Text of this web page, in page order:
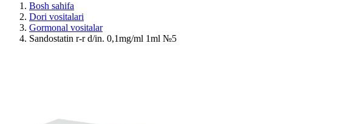
Bosh sahifa
Dori vositalari
Gormonal vositalar
Sandostatin r-r d/in. 0,1mg/ml 1ml №5